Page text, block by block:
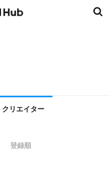
クリエイター
登録順